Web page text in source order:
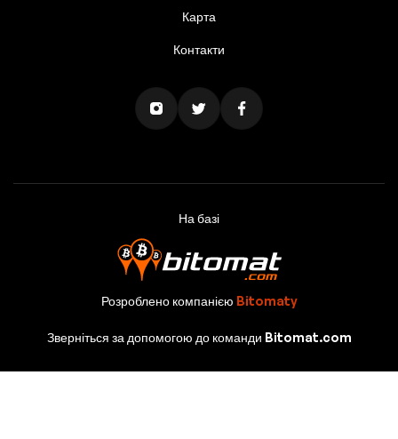
Карта
Контакти
На базі
Розроблено компанією Bitomaty
Зверніться за допомогою до команди Bitomat.com